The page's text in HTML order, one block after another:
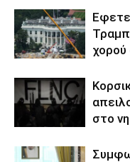
Τραμπ
χορού
στο